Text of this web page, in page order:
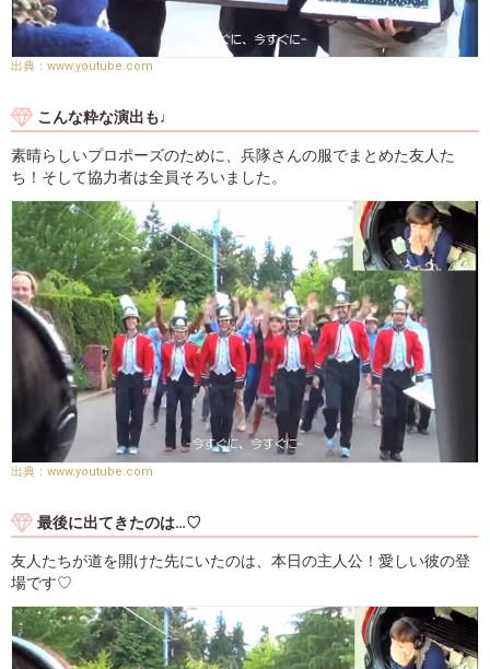
www.youtube.com
こんな粋な演出も♩
素晴らしいプロポーズのために、兵隊さんの服でまとめた友人た
ち！そして協力者は全員そろいました。
www.youtube.com
最後に出てきたのは…♡
友人たちが道を開けた先にいたのは、本日の主人公！愛しい彼の登
場です♡